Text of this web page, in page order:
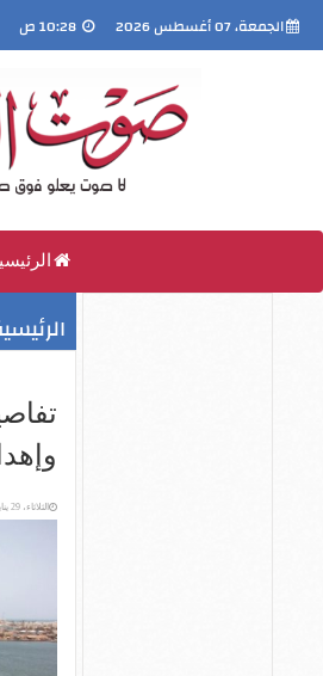
الجمعة، 07 أغسطس 2026
الثلاثاء، 29 يناير 2019 01:00 م